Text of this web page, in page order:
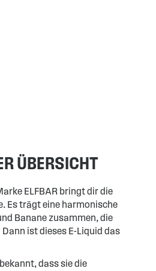
ÜBERSICHT
ELFBAR bringt dir die
Es trägt eine harmonische
Banane zusammen, die
ist dieses E-Liquid das
dass sie die